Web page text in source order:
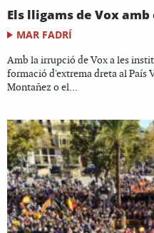
Els lligams de Vox
MAR FADRÍ
Amb la irrupció de Vox a les
formació d'extrema dreta al País
Montañez o el...